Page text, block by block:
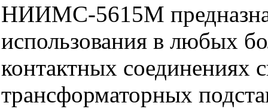
НИИМС-5615М
использования в любых
контактных соединениях
трансформаторных